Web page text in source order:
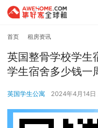
首页 租房资讯
英国整骨学校学生
学生宿舍多少钱一
英国学生公寓 2024年4月14